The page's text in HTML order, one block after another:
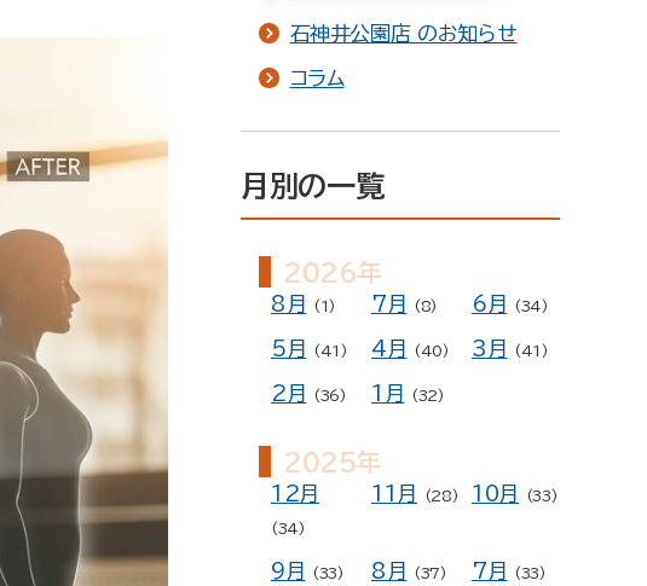
・無料体験予約
石神井公園店 のお知らせ
コラム
月別の一覧
2026年
8月 (1) 7月 (8) 6月 (34)
5月 (41) 4月 (40) 3月 (41)
2月 (36) 1月 (32)
2025年
12月
(34)
11月 (28) 10月 (33)
9月 (33) 8月 (37) 7月 (33)